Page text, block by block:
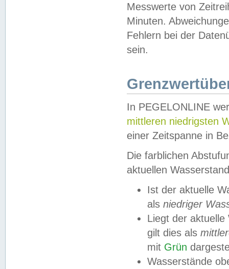
Messwerte von
Minuten.
Fehlern bei der
sein.
In PEGELONLINE
mittleren niedrigsten
einer Zeitspanne in
Die farblichen
aktuellen
Ist der aktuelle
als niedriger
Liegt der
gilt dies als
mit Grün
Wasserstände